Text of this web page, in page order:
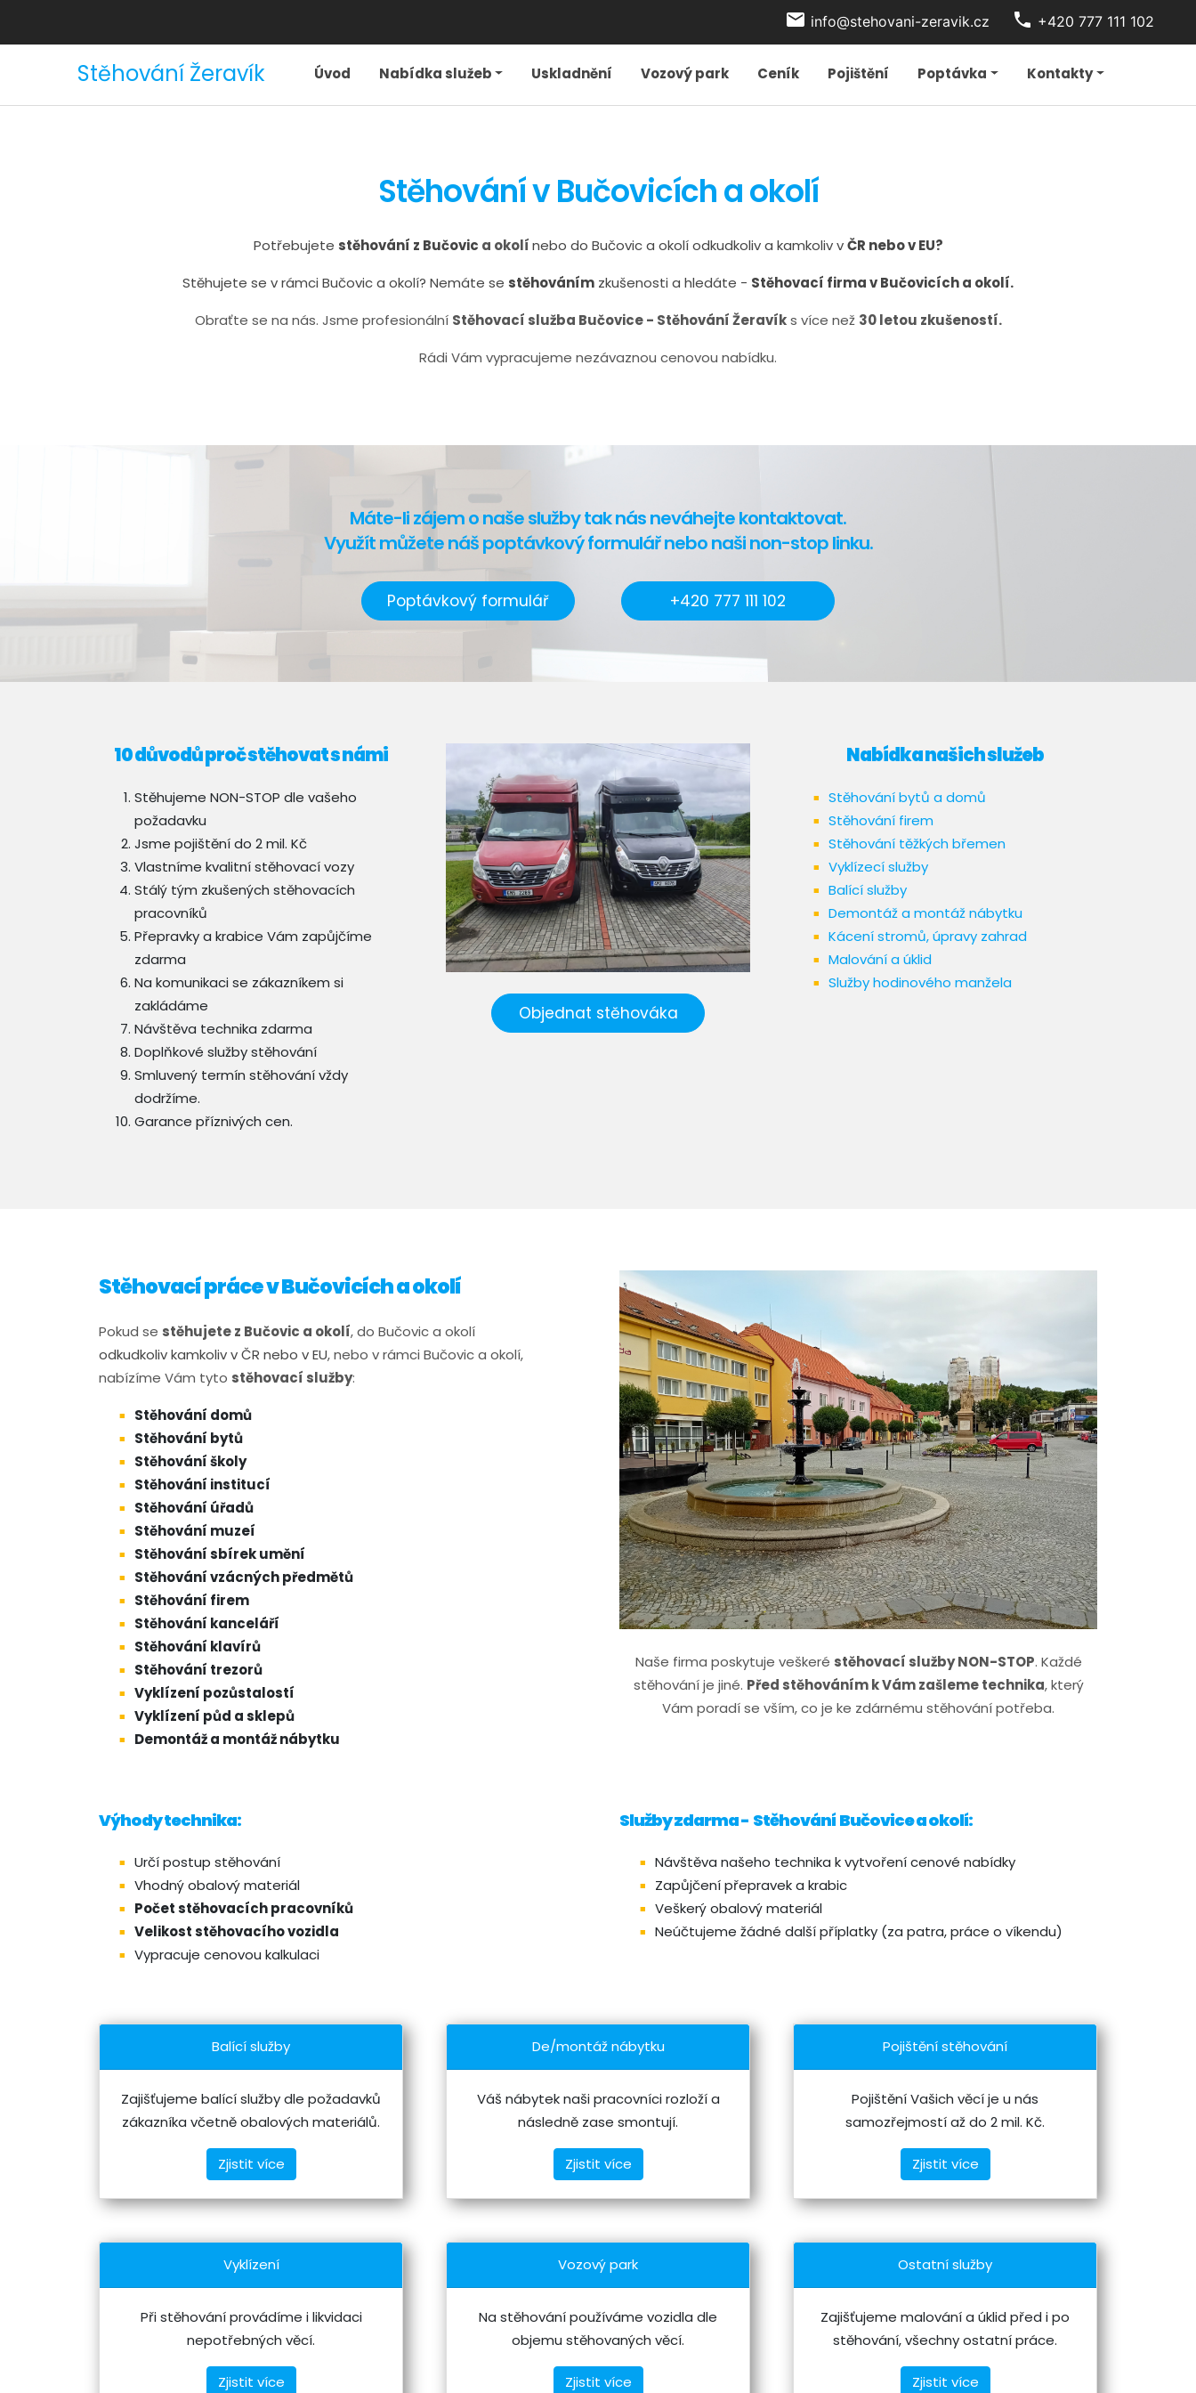
Stěhování Žeravík Úvod Nabídka služeb Uskladnění Vozový park Ceník Pojištění Poptávka Kontakty
Stěhování v Bučovicích a okolí
Potřebujete stěhování z Bučovic a okolínebo do Bučovic a okolí odkudkoliv a kamkoliv vČR nebo v EU?
Stěhujete se v rámci Bučovic a okolí? Nemáte se stěhováním zkušenosti a hledáte - Stěhovací firma v Bučovicích a okolí.
Obraťte se na nás. Jsme profesionální Stěhovací služba Bučovice - Stěhování Žeravíks více než 30 letou zkušeností.
Rádi Vám vypracujeme nezávaznou cenovou nabídku.
Máte-li zájem o naše služby tak nás neváhejte kontaktovat.
Využít můžete náš poptávkový formulář nebo naši non-stop linku.
Poptávkový formulář +420 777 111 102
10 důvodů proč stěhovat s námi
Stěhujeme NON-STOP dle vašeho
požadavku
Jsme pojištění do 2 mil. Kč
Vlastníme kvalitní stěhovací vozy
Stálý tým zkušených stěhovacích
pracovníků
Přepravky a krabice Vám zapůjčíme
zdarma
Na komunikaci se zákazníkem si
zakládáme
Návštěva technika zdarma
Doplňkové služby stěhování
Smluvený termín stěhování vždy
dodržíme.
Garance příznivých cen.
Objednat stěhováka
Nabídka našich služeb
Stěhování bytů a domů
Stěhování firem
Stěhování těžkých břemen
Vyklízecí služby
Balící služby
Demontáž a montáž nábytku
Kácení stromů, úpravy zahrad
Malování a úklid
Služby hodinového manžela
Stěhovací práce v Bučovicích a okolí
​​​Pokud se stěhujete z Bučovic a okolí, do Bučovic a okolí
odkudkoliv kamkoliv v ČR nebo v EU, nebo v rámci Bučovic a okolí,
nabízíme Vám tyto stěhovací služby:
Stěhování domů
Stěhování bytů
Stěhování školy
Stěhování institucí
Stěhování úřadů
Stěhování muzeí
Stěhování sbírek umění
Stěhování vzácných předmětů
Stěhování firem
Stěhování kanceláří
Stěhování klavírů
Stěhování trezorů
Vyklízení pozůstalostí
Vyklízení půd a sklepů
Demontáž a montáž nábytku
Naše firma poskytuje veškeré stěhovací služby NON-STOP. Každé
stěhování je jiné. Před stěhováním k Vám zašleme technika, který
Vám poradí se vším, co je ke zdárnému stěhování potřeba.
Výhody technika:
Určí postup stěhování
Vhodný obalový materiál
Počet stěhovacích pracovníků
Velikost stěhovacího vozidla
Vypracuje cenovou kalkulaci
Služby zdarma - Stěhování Bučovice a okolí:
Návštěva našeho technika k vytvoření cenové nabídky
Zapůjčení přepravek a krabic
Veškerý obalový materiál
Neúčtujeme žádné další příplatky (za patra, práce o víkendu)
Balící služby
Zajišťujeme balící služby dle požadavků
zákazníka včetně obalových materiálů.
Zjistit více
De/montáž nábytku
Váš nábytek naši pracovníci rozloží a
následně zase smontují.
Zjistit více
Pojištění stěhování
Pojištění Vašich věcí je u nás
samozřejmostí až do 2 mil. Kč.
Zjistit více
Vyklízení
Při stěhování provádíme i likvidaci
nepotřebných věcí.
Zjistit více
Vozový park
Na stěhování používáme vozidla dle
objemu stěhovaných věcí.
Zjistit více
Ostatní služby
Zajišťujeme malování a úklid před i po
stěhování, všechny ostatní práce.
Zjistit více
local_post_office info@stehovani-zeravik.cz phone +420 777 111 102